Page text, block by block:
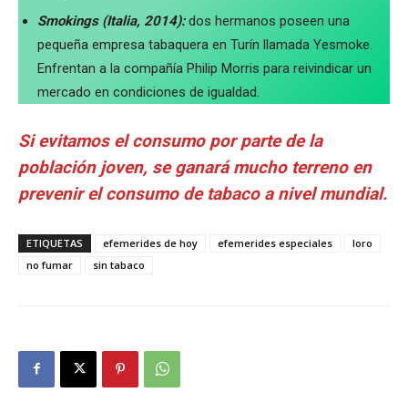
Smokings (Italia, 2014):dos hermanos poseen una
pequeña empresa tabaquera en Turín llamada Yesmoke.
Enfrentan a la compañía Philip Morris para reivindicar un
mercado en condiciones de igualdad.
Si evitamos el consumo por parte de la
población joven, se ganará mucho terreno en
prevenir el consumo de tabaco a nivel mundial.
ETIQUETAS efemerides de hoy efemerides especiales
loro
no fumar
sin tabaco